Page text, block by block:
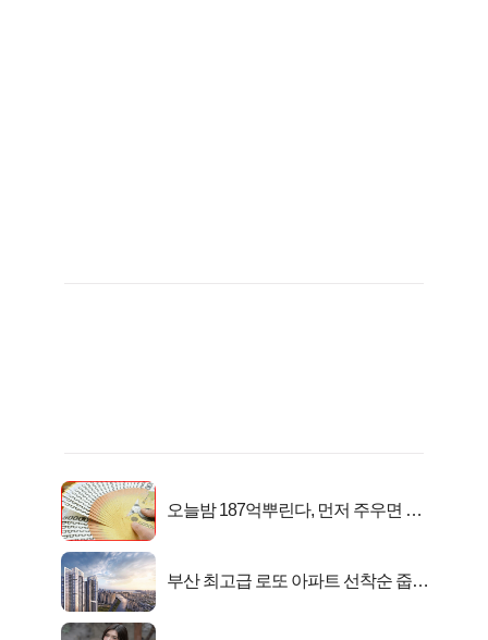
오늘밤 187억뿌린다, 먼저 주우면 최
부산 최고급 로또 아파트 선착순 줍줍